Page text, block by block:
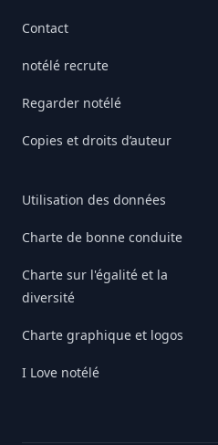
Contact
notélé recrute
Regarder notélé
Copies et droits d’auteur
Utilisation des données
Charte de bonne conduite
Charte sur l'égalité et la
diversité
Charte graphique et logos
I Love notélé